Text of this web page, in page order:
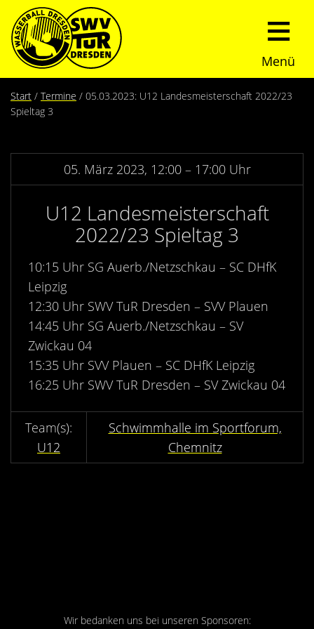
Menü
Start
Über uns
Trainingszeiten
Sommerturnier
Presseberichte
Fotos
Bekleidung
Termine
News
Nachwuchs
Kontakt
Start Termine
05.03.2023: U12 Landesmeisterschaft 2022/23
Spieltag 3
05. März 2023, 12:00 – 17:00 Uhr
U12 Landesmeisterschaft
2022/23 Spieltag 3
10:15 Uhr SG Auerb./Netzschkau – SC DHfK
Leipzig
12:30 Uhr SWV TuR Dresden – SVV Plauen
14:45 Uhr SG Auerb./Netzschkau – SV
Zwickau 04
15:35 Uhr SVV Plauen – SC DHfK Leipzig
16:25 Uhr SWV TuR Dresden – SV Zwickau 04
U12
Schwimmhalle im Sportforum,
Chemnitz
Wir bedanken uns bei unseren Sponsoren: